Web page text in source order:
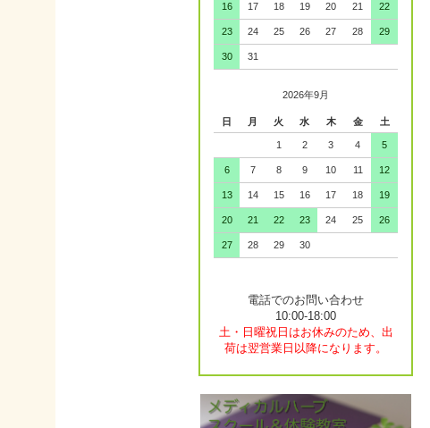
16 17 18 19 20 21 22
23 24 25 26 27 28 29
30 31
2026年9月
日 月 火 水 木 金 土
1 2 3 4 5
6 7 8 9 10 11 12
13 14 15 16 17 18 19
20 21 22 23 24 25 26
27 28 29 30
電話でのお問い合わせ
10:00-18:00
土・日曜祝日はお休みのため、出
荷は翌営業日以降になります。